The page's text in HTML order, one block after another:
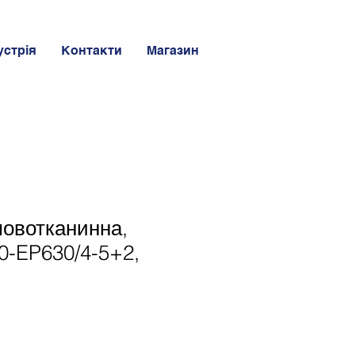
Контакти Магазин
EP630/4-5+2,